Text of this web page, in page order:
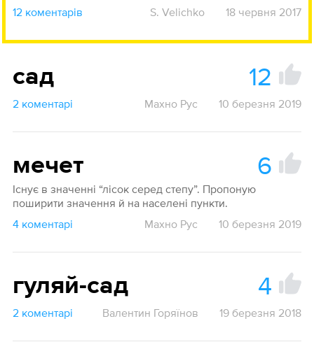
12 коментарів
S. Velichko 18 червня 2017
сад 12
2 коментарі Махно Рус 10 березня 2019
мечет 6
Існує в значенні “лісок серед степу”. Пропоную
поширити значення й на населені пункти.
4 коментарі
Махно Рус 10 березня 2019
гуляй-сад 4
2 коментарі Валентин Горяїнов 19 березня 2018